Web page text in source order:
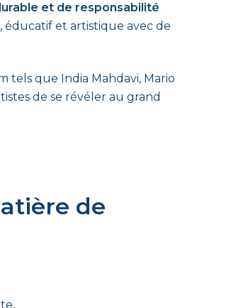
et de responsabilité
éducatif et artistique avec de
tels que India Mahdavi, Mario
de se révéler au grand
de